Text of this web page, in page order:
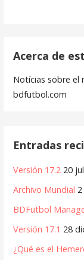
Acerca de
Notícias sobre el
bdfutbol.com
Entradas
Versión 17.2 20
Archivo Mundial
BDFutbol
Versión 17.1 28
¿Qué es el